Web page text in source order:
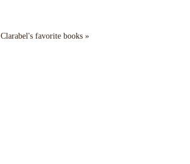
Clarabel's favorite books »